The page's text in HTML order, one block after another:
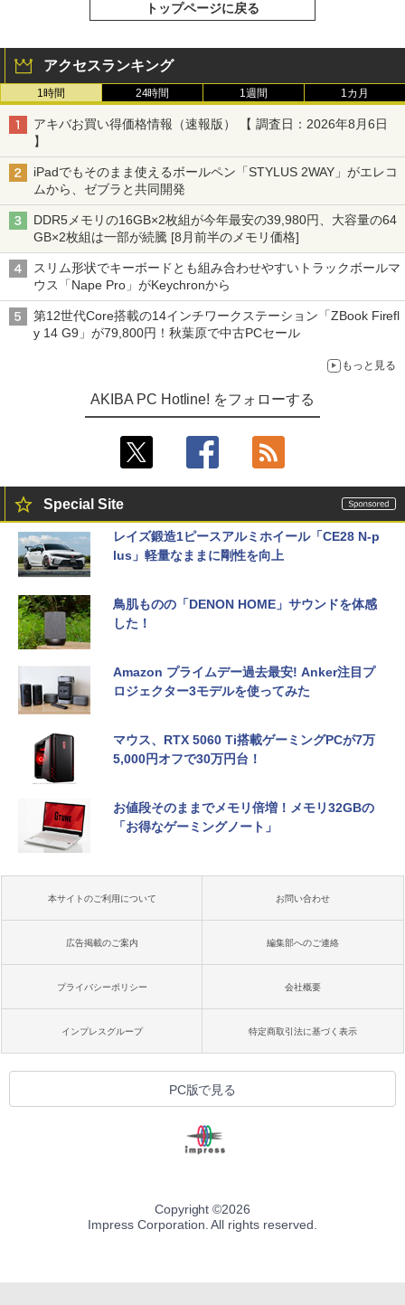
トップページに戻る
アクセスランキング
1時間 24時間 1週間 1カ月
アキバお買い得価格情報（速報版） 【 調査日：2026年8月6日
】
iPadでもそのまま使えるボールペン「STYLUS 2WAY」がエレコ
ムから、ゼブラと共同開発
DDR5メモリの16GB×2枚組が今年最安の39,980円、大容量の64
GB×2枚組は一部が続騰 [8月前半のメモリ価格]
スリム形状でキーボードとも組み合わせやすいトラックボールマ
ウス「Nape Pro」がKeychronから
第12世代Core搭載の14インチワークステーション「ZBook Firefl
y 14 G9」が79,800円！秋葉原で中古PCセール
もっと見る
AKIBA PC Hotline! をフォローする
Special Site
レイズ鍛造1ピースアルミホイール「CE28 N-p
lus」軽量なままに剛性を向上
鳥肌ものの「DENON HOME」サウンドを体感
した！
Amazon プライムデー過去最安! Anker注目プ
ロジェクター3モデルを使ってみた
マウス、RTX 5060 Ti搭載ゲーミングPCが7万
5,000円オフで30万円台！
お値段そのままでメモリ倍増！メモリ32GBの
「お得なゲーミングノート」
本サイトのご利用について お問い合わせ
広告掲載のご案内 編集部へのご連絡
プライバシーポリシー 会社概要
インプレスグループ 特定商取引法に基づく表示
PC版で見る
Copyright ©2026
Impress Corporation. All rights reserved.